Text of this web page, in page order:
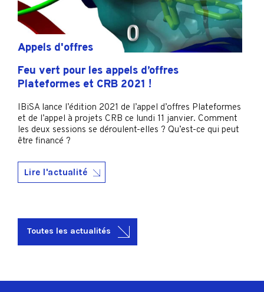
Appels d'offres
Feu vert pour les appels d’offres
Plateformes et CRB 2021 !
IBiSA lance l’édition 2021 de l’appel d’offres Plateformes
et de l’appel à projets CRB ce lundi 11 janvier. Comment
les deux sessions se déroulent-elles ? Qu’est-ce qui peut
être financé ?
Lire l'actualité
Toutes les actualités